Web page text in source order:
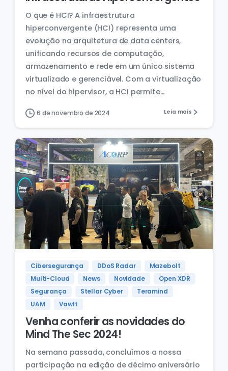
O que é HCI? A infraestrutura
hiperconvergente (HCI) representa uma
evolução na arquitetura de data centers,
unificando recursos de computação,
armazenamento e rede em um único sistema
virtualizado e gerenciável. Com a virtualização
no nível do hipervisor, a HCI permite...
6 de novembro de 2024 Leia mais
Cibersegurança DDoS Radar
Mazebolt
Multi-Cloud
News Novidade
Open XDR
Segurança
Stellar Cyber
Teramind
UAM
Vawlt
Venha conferir as novidades do
Mind The Sec 2024!
Na semana passada, concluímos a nossa
participação na edição de décimo aniversário